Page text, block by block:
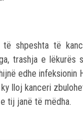
shpeshta të
trashja e lëkurës
edhe infeksionin
lloj kanceri
tij janë të mëdha.